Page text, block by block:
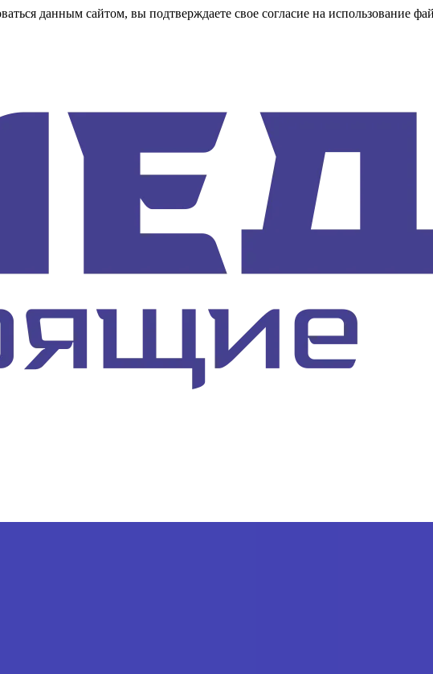
данным сайтом, вы подтверждаете свое согласие на использование